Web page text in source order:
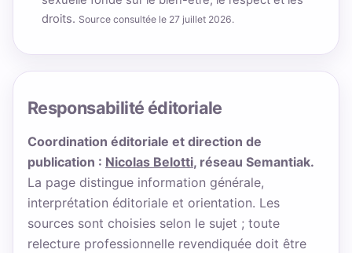
droits. Source consultée le 27 juillet 2026.
Responsabilité éditoriale
Coordination éditoriale et direction de
publication : Nicolas Belotti, réseau Semantiak.
La page distingue information générale,
interprétation éditoriale et orientation. Les
sources sont choisies selon le sujet ; toute
relecture professionnelle revendiquée doit être